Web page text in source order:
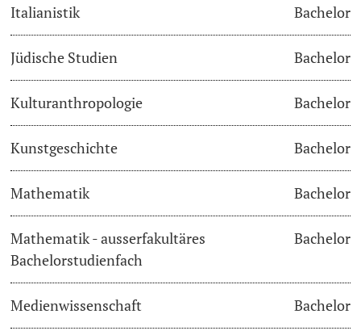
Koordinationsstelle für Geflüchtete
Beratungswegweiser
Lernen & Lehren
KI in Studium und Lehre
Digitales Lernen
Sprachenzentrum
Italianistik Bachelor
Jüdische Studien Bachelor
Kulturanthropologie Bachelor
Kunstgeschichte Bachelor
Mathematik Bachelor
Mathematik - ausserfakultäres
Bachelorstudienfach
Bachelor
Medienwissenschaft Bachelor